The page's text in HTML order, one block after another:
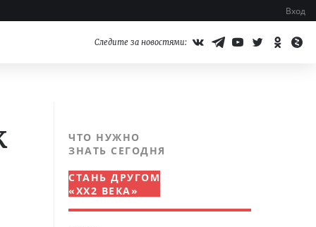
Вход
Следите за новостями:
ЧТО НУЖНО
ЗНАТЬ СЕГОДНЯ
СТАНЬ ДРУГОМ
«XX2 ВЕКА»